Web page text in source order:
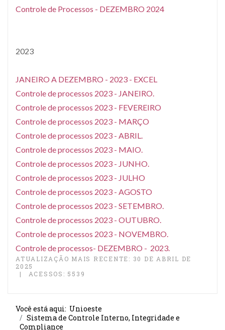
Controle de Processos - DEZEMBRO 2024
2023
JANEIRO A DEZEMBRO - 2023 - EXCEL
Controle de processos 2023 - JANEIRO.
Controle de processos 2023 - FEVEREIRO
Controle de processos 2023 - MARÇO
Controle de processos 2023 - ABRIL.
Controle de processos 2023 - MAIO.
Controle de processos 2023 - JUNHO.
Controle de processos 2023 - JULHO
Controle de processos 2023 - AGOSTO
Controle de processos 2023 - SETEMBRO.
Controle de processos 2023 - OUTUBRO.
Controle de processos 2023 - NOVEMBRO.
Controle de processos- DEZEMBRO - 2023.
ATUALIZAÇÃO MAIS RECENTE: 30 DE ABRIL DE
2025
ACESSOS: 5539
Você está aqui: Unioeste
Sistema de Controle Interno, Integridade e
Compliance